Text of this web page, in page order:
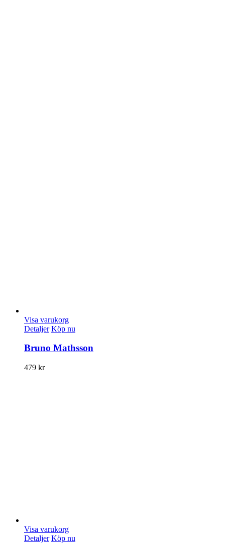
Visa varukorg
Detaljer Köp nu
Bruno Mathsson
479 kr
Visa varukorg
Detaljer Köp nu